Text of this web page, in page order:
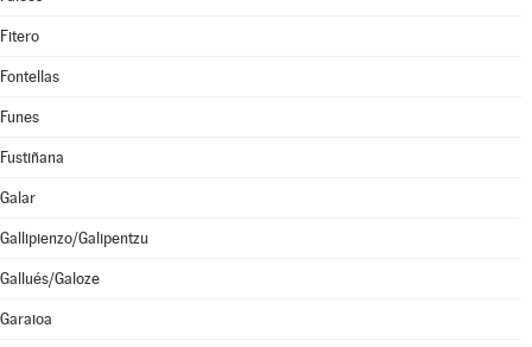
Fitero
Fontellas
Funes
Fustiñana
Galar
Gallipienzo/Galipentzu
Gallués/Galoze
Garaioa